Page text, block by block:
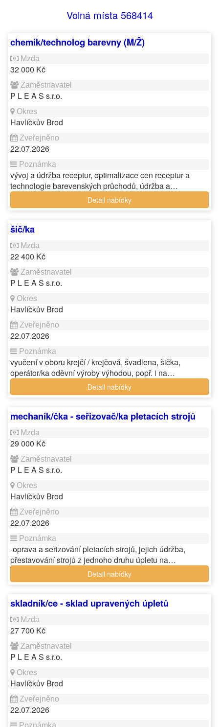
Volná místa 568414
chemik/technolog barevny (M/Ž)
32 000 Kč
P L E A S s.r.o.
Havlíčkův Brod
22.07.2026
vývoj a údržba receptur, optimalizace cen receptur a
technologie barevenských průchodů, údržba a…
Detail nabídky
šič/ka
22 400 Kč
P L E A S s.r.o.
Havlíčkův Brod
22.07.2026
vyučení v oboru krejčí / krejčová, švadlena, šička,
operátor/ka oděvní výroby výhodou, popř. i na…
Detail nabídky
mechanik/čka - seřizovač/ka pletacích strojů
29 000 Kč
P L E A S s.r.o.
Havlíčkův Brod
22.07.2026
-oprava a seřizování pletacích strojů, jejich údržba,
přestavování strojů z jednoho druhu úpletu na…
Detail nabídky
skladník/ce - sklad upravených úpletů
27 700 Kč
P L E A S s.r.o.
Havlíčkův Brod
22.07.2026